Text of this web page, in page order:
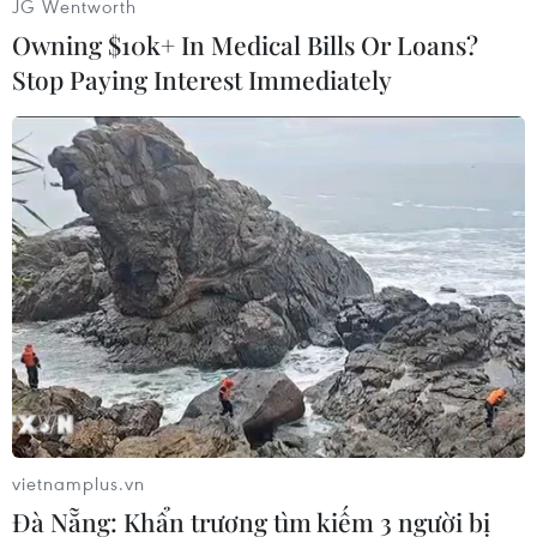
Frank Lampard sẽ nhận cúp nếu
Chelsea lên ngôi
18/05/2012 04:30
Trọng tài Bồ Đào Nha bắt chung kết
Bayern-Chelsea
18/05/2012 04:29
"Vua đen đủi" Ballack đánh giá
Bayern hơn Chelsea
18/05/2012 04:28
JG Wentworth
Owning $10k+ In Medical Bills Or Loans?
Stop Paying Interest Immediately
vietnamplus.vn
Đà Nẵng: Khẩn trương tìm kiếm 3 người bị